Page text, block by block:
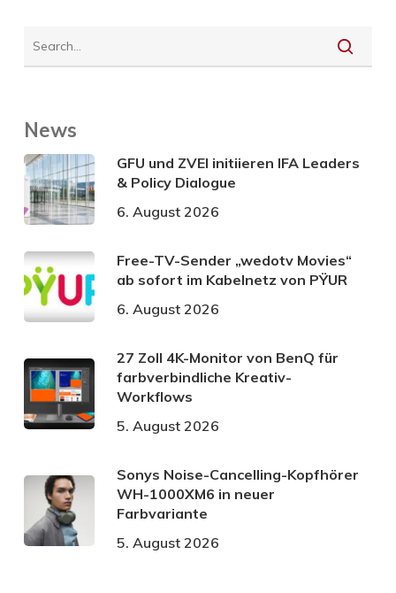
News
GFU und ZVEI initiieren IFA Leaders
& Policy Dialogue
6. August 2026
Free-TV-Sender „wedotv Movies“
ab sofort im Kabelnetz von PŸUR
6. August 2026
27 Zoll 4K-Monitor von BenQ für
farbverbindliche Kreativ-
Workflows
5. August 2026
Sonys Noise-Cancelling-Kopfhörer
WH-1000XM6 in neuer
Farbvariante
5. August 2026